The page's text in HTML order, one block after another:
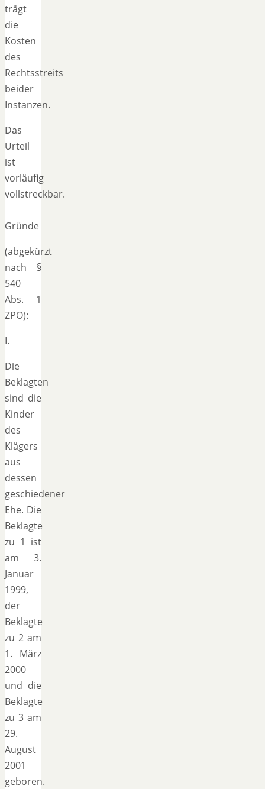
trägt
die
Kosten
des
Rechtsstreits
beider
Instanzen.
Das
Urteil
ist
vorläufig
vollstreckbar.
Gründe
(abgekürzt
nach §
540
Abs. 1
ZPO):
I.
Die
Beklagten
sind die
Kinder
des
Klägers
aus
dessen
geschiedener
Ehe. Die
Beklagte
zu 1 ist
am 3.
Januar
1999,
der
Beklagte
zu 2 am
1. März
2000
und die
Beklagte
zu 3 am
29.
August
2001
geboren.